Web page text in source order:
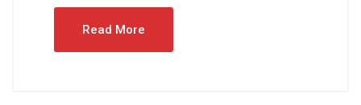
Read More